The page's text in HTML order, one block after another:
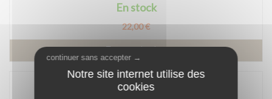
En stock
22,00 €
En savoir plus
continuer sans accepter →